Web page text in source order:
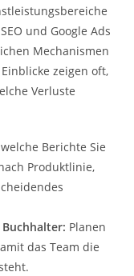
und Google Ads
Mechanismen
zeigen oft,
Verluste
Berichte Sie
Produktlinie,
Planen
das Team die